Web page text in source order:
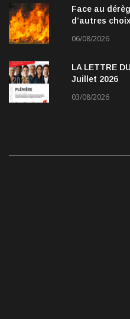
Face au
d’autres
06/08/2026
LA LETTRE
Juillet 2026
03/08/2026